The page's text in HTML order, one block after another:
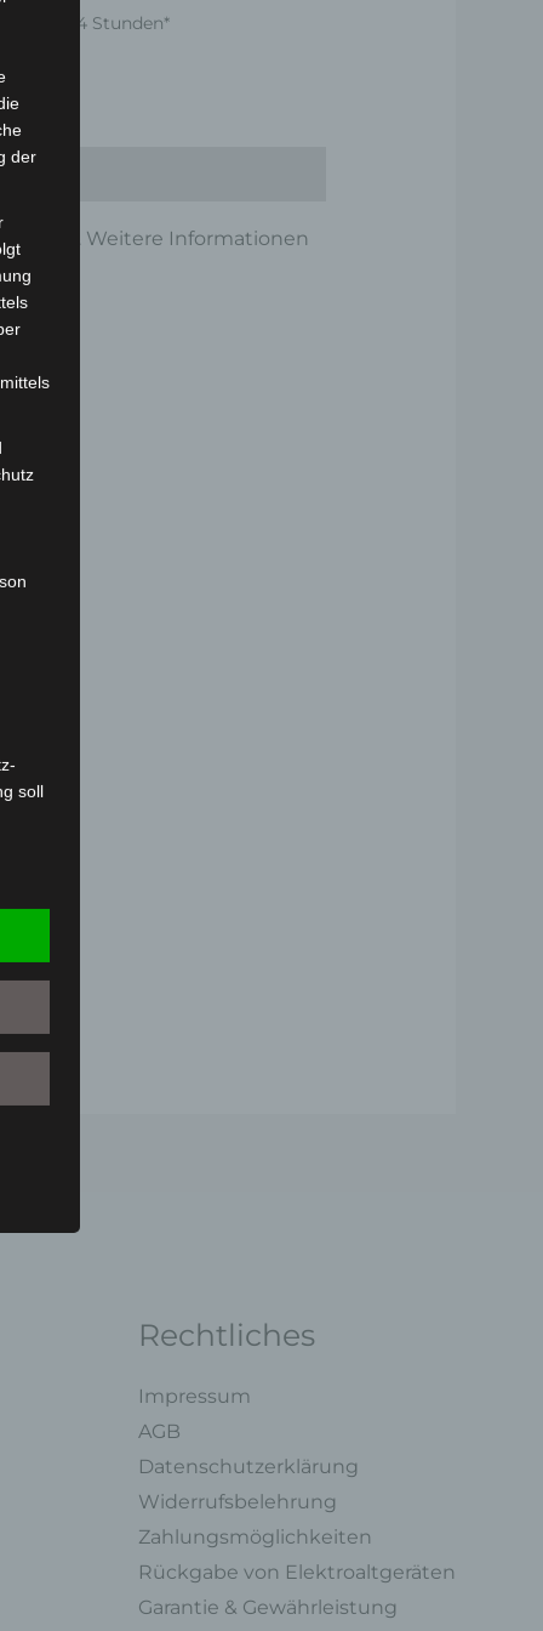
24 Stunden*
Weitere Informationen
Rechtliches
Impressum
AGB
Datenschutzerklärung
Widerrufsbelehrung
Zahlungsmöglichkeiten
Rückgabe von Elektroaltgeräten
Garantie & Gewährleistung
der
soll
mit